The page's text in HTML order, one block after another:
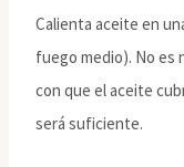
Calienta aceite en
fuego medio). No es
con que el aceite
será suficiente.